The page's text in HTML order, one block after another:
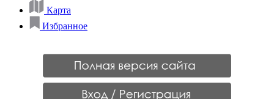
Карта
Избранное